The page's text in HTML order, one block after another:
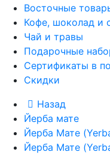
Восточные
Кофе, шоколад и
Чай и травы
Подарочные
Сертификаты в
Скидки
Назад
Йерба мате
Йерба Мате
Йерба Мате